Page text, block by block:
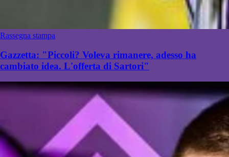
Rassegna stampa
Gazzetta: "Piccoli? Voleva rimanere, adesso ha
cambiato idea. L'offerta di Sartori"